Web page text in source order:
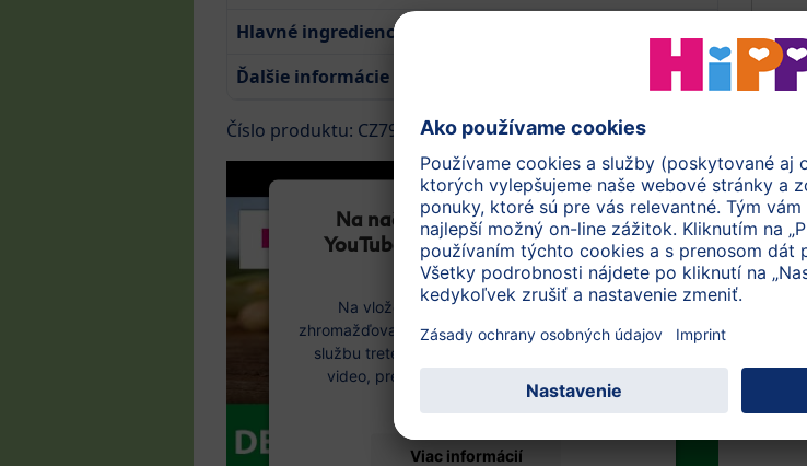
Hlavné ingrediencie
Ďalšie informácie
Viac informácií na etikete (PDF)
Číslo produktu: CZ7972-01
Na načítanie služby s názvom
YouTube Video potrebujeme váš
súhlas!
Na vloženie videoobsahu, ktorý môže
zhromažďovať údaje o vašej činnosti, používame
službu tretej strany. Ak chcete sledovať toto
video, prečítajte si podrobnosti a prijmite
podmienky služby.
Viac informácií